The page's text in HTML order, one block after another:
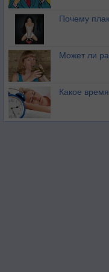
Почему
Может ли
Какое